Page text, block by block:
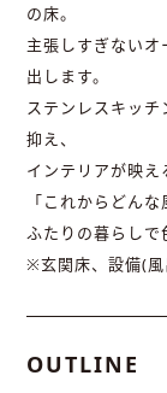
の床。
主張しすぎない
出します。
ステンレスキッ
抑え、
インテリアが映え
「これからどん
ふたりの暮らしで
※玄関床、設備(
OUTLINE